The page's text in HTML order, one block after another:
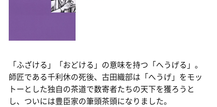
「ふざける」「おどける」の意味を持つ「へうげる」。
師匠である千利休の死後、古田織部は「へうげ」をモッ
トーとした独自の茶道で数寄者たちの天下を獲ろうと
し、ついには豊臣家の筆頭茶頭になりました。